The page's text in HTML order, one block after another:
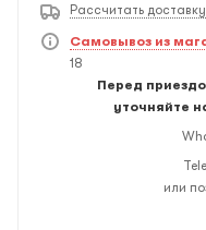
Рассчитать доставку
Самовывоз из
18
Перед
уточняйте
или